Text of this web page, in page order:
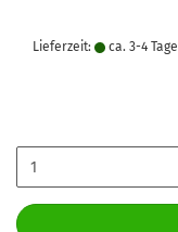
Lieferzeit: ca. 3-4 Tage